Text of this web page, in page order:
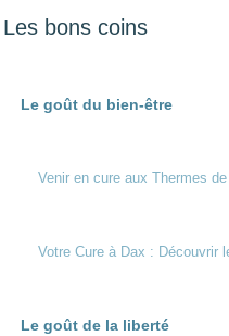
Les bons coins
Le goût du bien-être
Venir en cure aux Thermes
Votre Cure à Dax : Découvrir
Le goût de la liberté